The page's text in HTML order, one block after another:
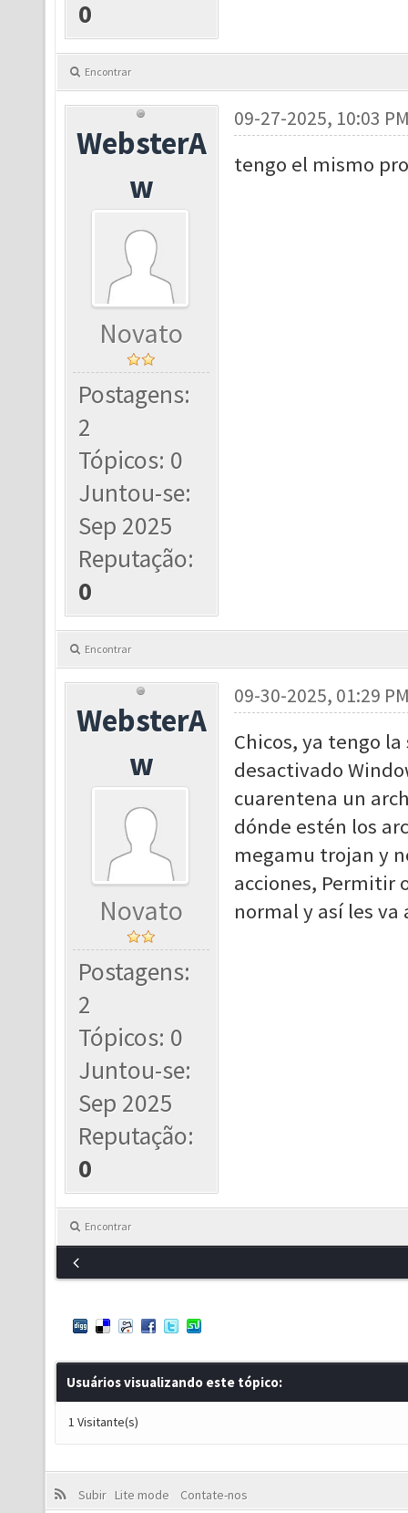
0
Encontrar
WebsterA
w
Novato
Postagens:
2
Tópicos: 0
Juntou-se:
Sep 2025
Reputação:
0
09-27-2025, 10:03
tengo el mismo
Encontrar
WebsterA
w
Novato
Postagens:
2
Tópicos: 0
Juntou-se:
Sep 2025
Reputação:
0
09-30-2025, 01:29
Chicos, ya tengo
desactivado
cuarentena un
dónde estén los
megamu trojan y
acciones, Permitir
normal y así les va
Encontrar
Usuários visualizando este tópico:
1 Visitante(s)
Subir Lite mode Contate-nos